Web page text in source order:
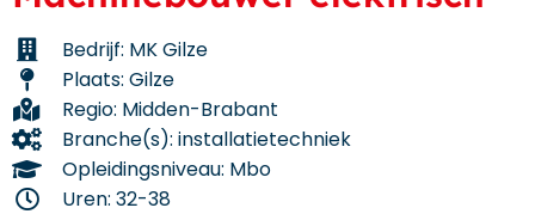
Bedrijf: MK Gilze
Plaats: Gilze
Regio: Midden-Brabant
Branche(s): installatietechniek
Opleidingsniveau: Mbo
Uren: 32-38